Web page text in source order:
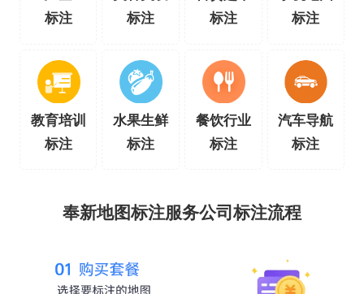
标注
教育培训
标注
标注
水果生鲜
标注
标注
餐饮行业
标注
标注
汽车导航
标注
奉新地图标注服务公司标注流程